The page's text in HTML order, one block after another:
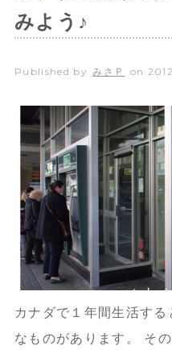
みよう♪
Published by みさＰ on
カナダで１年間生活す
なものがあります。 そ